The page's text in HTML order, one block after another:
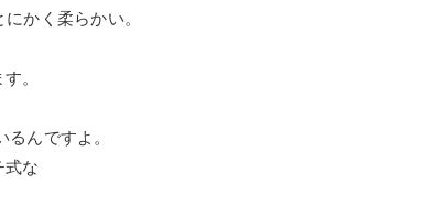
かく柔らかい。
。
んですよ。
な